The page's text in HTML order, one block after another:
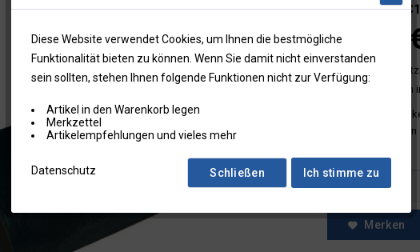
Artikel-Nr.:
36,30
* Preise zzgl.
Preise in Klammern
Fragen zum
Faxbestellschein
Menge:
Merken
Diese Website verwendet Cookies, um Ihnen die bestmögliche
Funktionalität bieten zu können. Wenn Sie damit nicht einverstanden
sein sollten, stehen Ihnen folgende Funktionen nicht zur Verfügung:
Artikel in den Warenkorb legen
Merkzettel
Artikelempfehlungen und vieles mehr
Datenschutz Ich stimme zu
Schließen